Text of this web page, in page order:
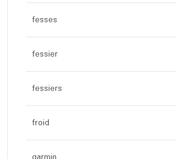
fesses
fessier
fessiers
froid